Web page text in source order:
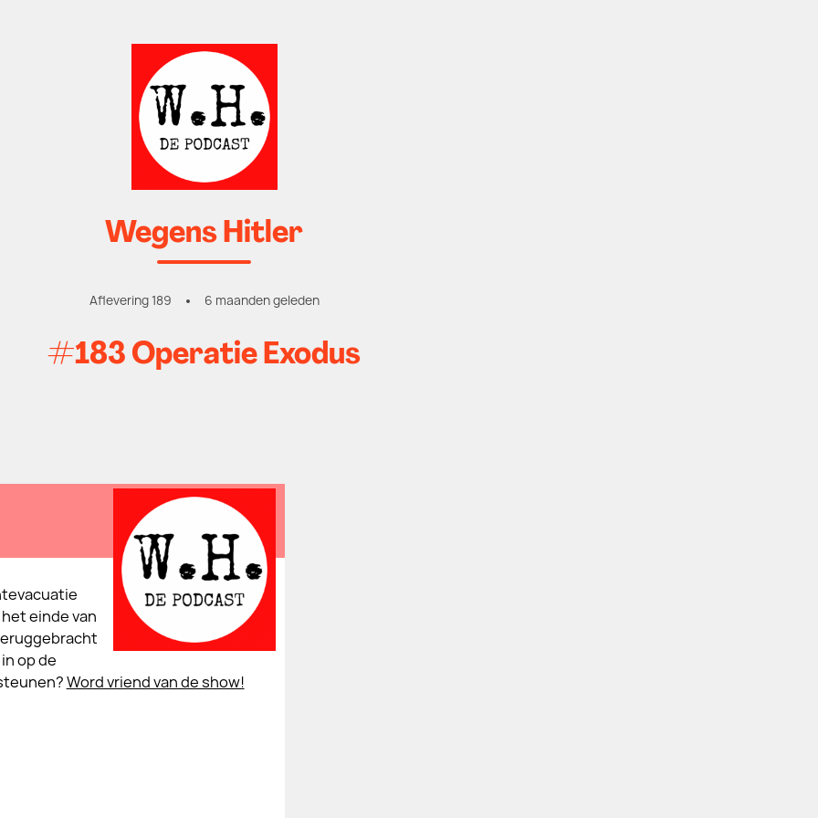
Wegens Hitler
Aflevering 189 6 maanden geleden
#183 Operatie Exodus
einde van
op de
Word vriend van de show!